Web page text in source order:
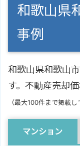
和歌山県
事例
和歌山県和歌山
す。不動産売却
（最大100件まで掲載し
マンション